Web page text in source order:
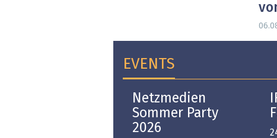
EVENTS
Netzmedien
Sommer Party
2026